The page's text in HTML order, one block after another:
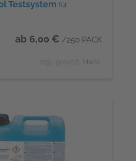
Testsystem für
ab 6,00 € /250 PACK
zzgl. gesetzl. MwSt.